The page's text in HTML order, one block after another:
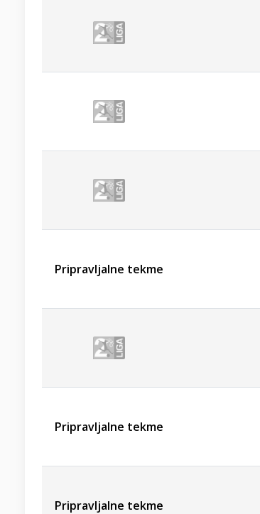
Pripravljalne tekme
Pripravljalne tekme
Pripravljalne tekme